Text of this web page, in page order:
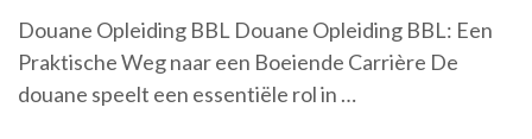
Douane Opleiding BBL Douane Opleiding BBL: Een
Praktische Weg naar een Boeiende Carrière De
douane speelt een essentiële rol in …